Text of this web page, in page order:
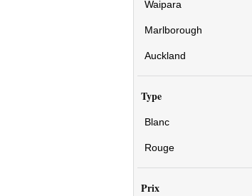
Waipara
Marlborough
Auckland
Type
Blanc
Rouge
Prix